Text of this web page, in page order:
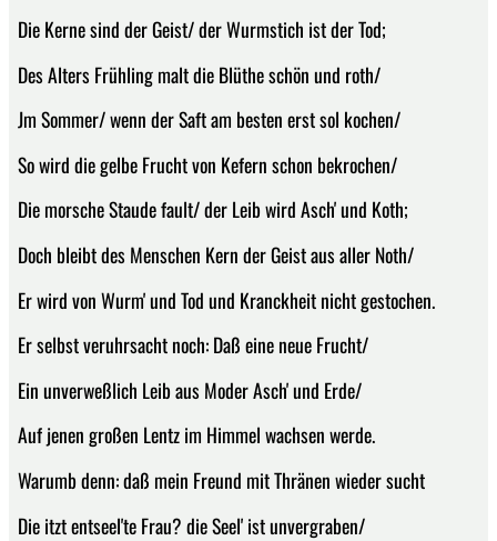
Die Kerne sind der Geist/ der Wurmstich ist der Tod;
Des Alters Frühling malt die Blüthe schön und roth/
Jm Sommer/ wenn der Saft am besten erst sol kochen/
So wird die gelbe Frucht von Kefern schon bekrochen/
Die morsche Staude fault/ der Leib wird Asch' und Koth;
Doch bleibt des Menschen Kern der Geist aus aller Noth/
Er wird von Wurm' und Tod und Kranckheit nicht gestochen.
Er selbst veruhrsacht noch: Daß eine neue Frucht/
Ein unverweßlich Leib aus Moder Asch' und Erde/
Auf jenen großen Lentz im Himmel wachsen werde.
Warumb denn: daß mein Freund mit Thränen wieder sucht
Die itzt entseel'te Frau? die Seel' ist unvergraben/